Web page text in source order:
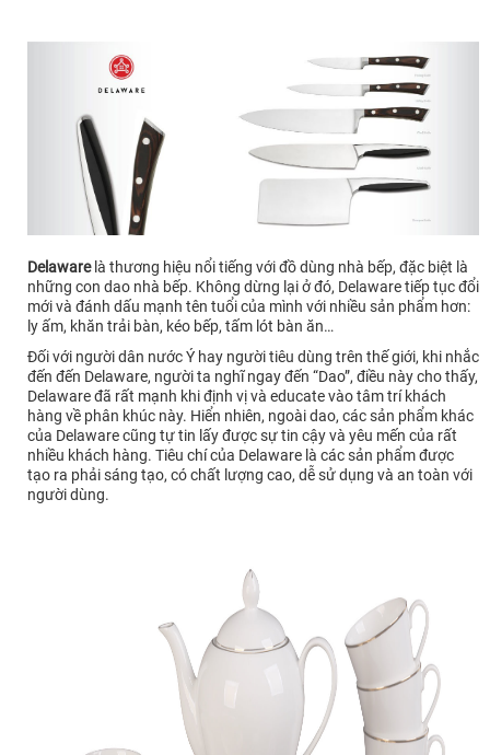
Delawarelà thương hiệu nổi tiếng với đồ dùng nhà bếp, đặc biệt là
những con dao nhà bếp. Không dừng lại ở đó, Delaware tiếp tục đổi
mới và đánh dấu mạnh tên tuổi của mình với nhiều sản phẩm hơn:
ly ấm, khăn trải bàn, kéo bếp, tấm lót bàn ăn…
Đối với người dân nước Ý hay người tiêu dùng trên thế giới, khi nhắc
đến đến Delaware, người ta nghĩ ngay đến “Dao”, điều này cho thấy,
Delaware đã rất mạnh khi định vị và educate vào tâm trí khách
hàng về phân khúc này. Hiển nhiên, ngoài dao, các sản phẩm khác
của Delaware cũng tự tin lấy được sự tin cậy và yêu mến của rất
nhiều khách hàng. Tiêu chí của Delaware là các sản phẩm được
tạo ra phải sáng tạo, có chất lượng cao, dễ sử dụng và an toàn với
người dùng.